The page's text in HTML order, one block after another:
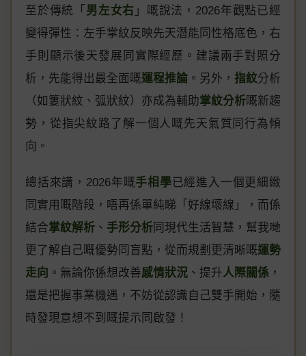
至於傳統「 男左女右 」嘅說法，2026年觀點已經
變得彈性：左手掌紋反映先天潛能同性格底色，右
手則顯示後天發展同實際經歷。建議兩手對照分
析，先能得出最全面嘅運程推論 。另外， 指紋分析
（如簍狀紋、弧狀紋）亦成為輔助掌紋分析嘅新趨
勢，從指尖紋路了解一個人嘅先天氣質同行為傾
向。
總括來講，2026年嘅手相學已經進入一個更細緻
同實用嘅階段，唔再係單純睇「好線壞線」，而係
結合掌紋解析 、 手形分析 同現代生活智慧，幫我哋
更了解自己嘅優勢同盲點，從而規劃更清晰嘅運勢
走向 。無論你係想改善感情狀況 、提升人際關係 ，
還是把握事業機遇，不妨從認識自己雙手開始，隨
時發現意想不到嘅提示同啟發！